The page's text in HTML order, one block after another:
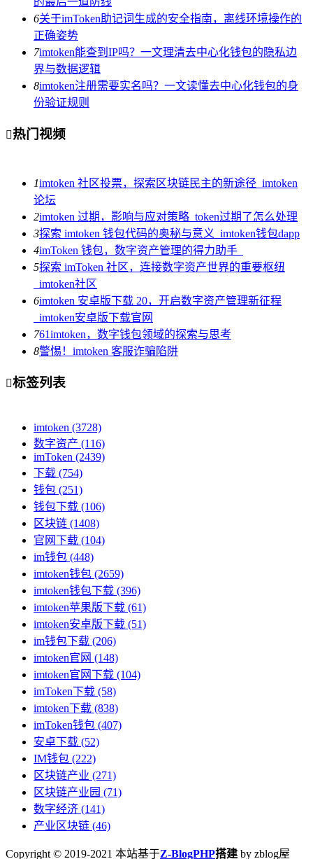
6关于imToken助记词生成的安全指南，离线环境操作的
正确姿势
7imtoken能查到IP吗？一文理清去中心化钱包的隐私边
界与数据逻辑
8imtoken注册需要实名吗？一文读懂去中心化钱包的身
份验证规则
热门视频
1imtoken 社区投票，探索区块链民主的新途径_imtoken
论坛
2imtoken 过期，影响与应对策略_token过期了怎么处理
3探索 imtoken 钱包代码的奥秘与意义_imtoken钱包dapp
4imToken 钱包，数字资产管理的得力助手_
5探索 imToken 社区，连接数字资产世界的重要枢纽
_imtoken社区
6imtoken 安卓版下载 20，开启数字资产管理新征程
_imtoken安卓版下载官网
761imtoken，数字钱包领域的探索与思考
8警惕！imtoken 客服诈骗陷阱
标签列表
imtoken (3728)
数字资产 (116)
imToken (2439)
下载 (754)
钱包 (251)
钱包下载 (106)
区块链 (1408)
官网下载 (104)
im钱包 (448)
imtoken钱包 (2659)
imtoken钱包下载 (396)
imtoken苹果版下载 (61)
imtoken安卓版下载 (51)
im钱包下载 (206)
imtoken官网 (148)
imtoken官网下载 (104)
imToken下载 (58)
imtoken下载 (838)
imToken钱包 (407)
安卓下载 (52)
IM钱包 (222)
区块链产业 (271)
区块链产业园 (71)
数字经济 (141)
产业区块链 (46)
Copyright © 2019-2021 本站基于Z-BlogPHP搭建 by zblog屋